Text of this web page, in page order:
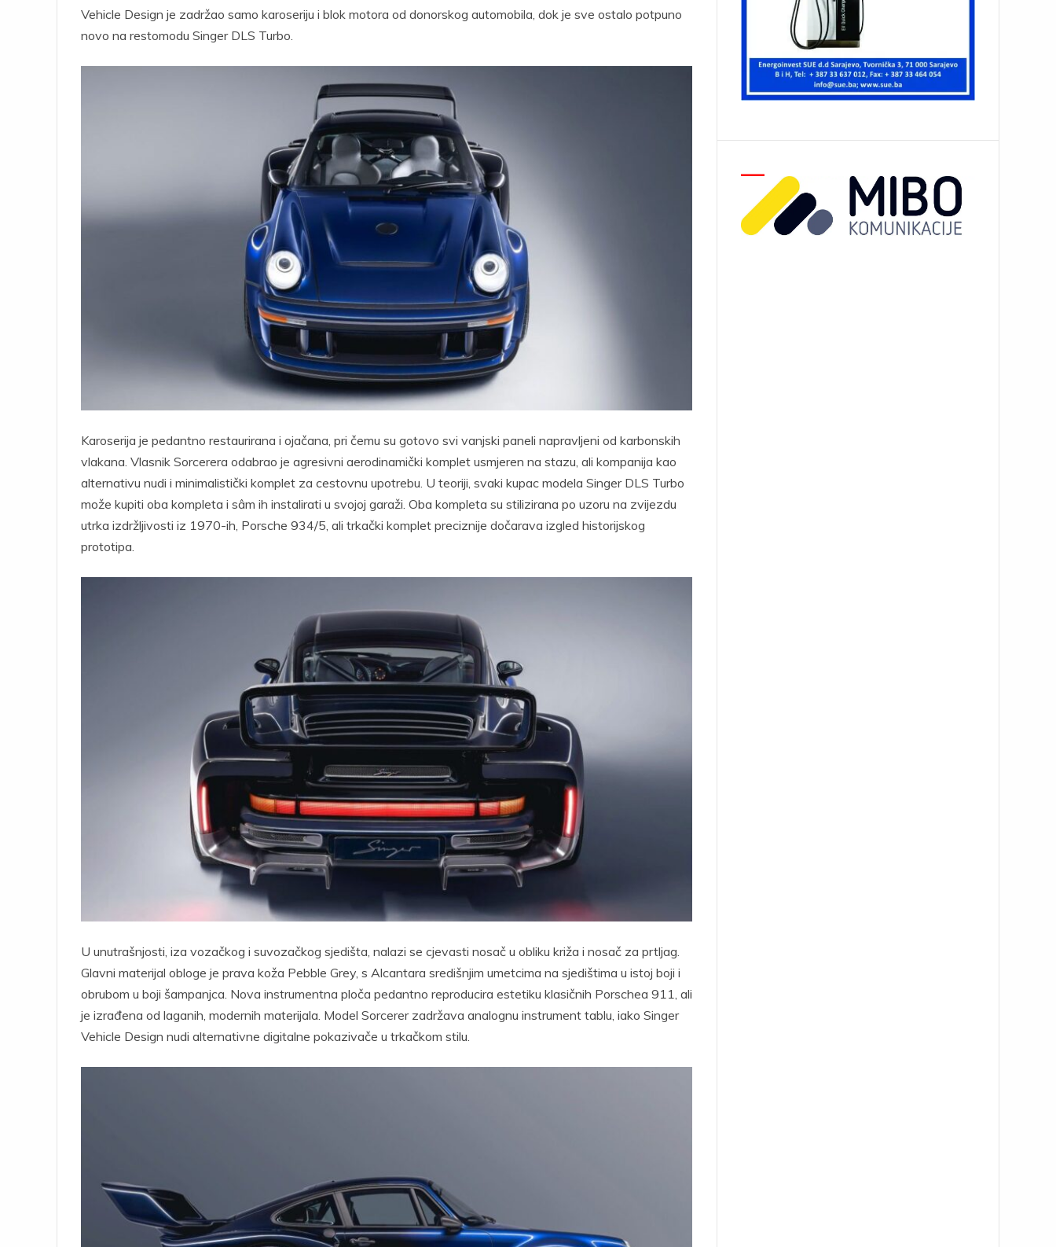
Vehicle Design je zadržao samo karoseriju i blok motora od donorskog automobila, dok je sve ostalo potpuno
novo na restomodu Singer DLS Turbo.
Karoserija je pedantno restaurirana i ojačana, pri čemu su gotovo svi vanjski paneli napravljeni od karbonskih
vlakana. Vlasnik Sorcerera odabrao je agresivni aerodinamički komplet usmjeren na stazu, ali kompanija kao
alternativu nudi i minimalistički komplet za cestovnu upotrebu. U teoriji, svaki kupac modela Singer DLS Turbo
može kupiti oba kompleta i sâm ih instalirati u svojoj garaži. Oba kompleta su stilizirana po uzoru na zvijezdu
utrka izdržljivosti iz 1970-ih, Porsche 934/5, ali trkački komplet preciznije dočarava izgled historijskog
prototipa.
U unutrašnjosti, iza vozačkog i suvozačkog sjedišta, nalazi se cjevasti nosač u obliku križa i nosač za prtljag.
Glavni materijal obloge je prava koža Pebble Grey, s Alcantara središnjim umetcima na sjedištima u istoj boji i
obrubom u boji šampanjca. Nova instrumentna ploča pedantno reproducira estetiku klasičnih Porschea 911, ali
je izrađena od laganih, modernih materijala. Model Sorcerer zadržava analognu instrument tablu, iako Singer
Vehicle Design nudi alternativne digitalne pokazivače u trkačkom stilu.